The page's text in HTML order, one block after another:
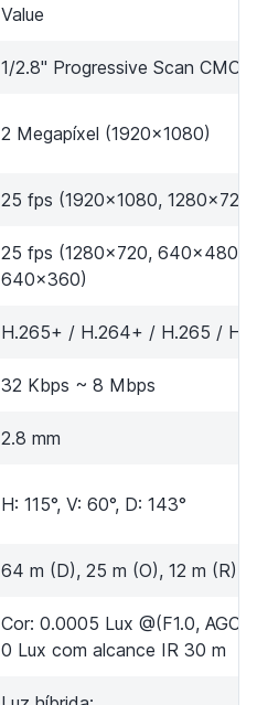
Value
1/2.8" Progressive Scan CMOS
2 Megapíxel (1920x1080)
25 fps (1920×1080, 1280×720)
25 fps (1280x720, 640×480,
640x360)
H.265+ / H.264+ / H.265 /
32 Kbps ~ 8 Mbps
2.8 mm
H: 115°, V: 60°, D: 143°
64 m (D), 25 m (O), 12 m (R),
Cor: 0.0005 Lux @(F1.0, AGC
0 Lux com alcance IR 30 m